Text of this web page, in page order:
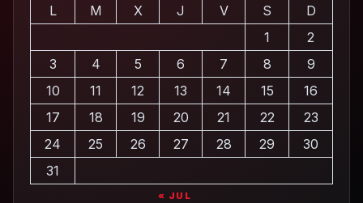
L
M X J V S
D
1
2
3
4 5 6 7 8
9
10
11 12 13 14 15
16
17
18 19 20 21 22
23
24
25 26 27 28 29
30
31
« JUL